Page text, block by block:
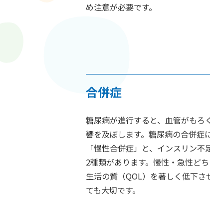
め注意が必要です。
合併症
糖尿病が進行すると、血管がも
響を及ぼします。糖尿病の合併症
「慢性合併症」と、インスリン
2種類があります。慢性・急性ど
生活の質（QOL）を著しく低下
ても大切です。